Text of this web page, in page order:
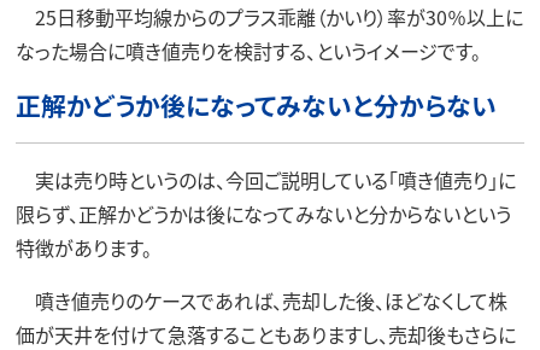
25日移動平均線からのプラス乖離（かいり）率が30％以上に
なった場合に噴き値売りを検討する、というイメージです。
正解かどうか後になってみないと分からない
実は売り時というのは、今回ご説明している「噴き値売り」に
限らず、正解かどうかは後になってみないと分からないという
特徴があります。
噴き値売りのケースであれば、売却した後、ほどなくして株
価が天井を付けて急落することもありますし、売却後もさらに